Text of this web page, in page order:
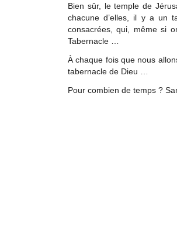
Bien sûr, le temple de
chacune d’elles, il y a un
consacrées, qui, même si
Tabernacle …
À chaque fois que nous
tabernacle de Dieu …
Pour combien de temps ?